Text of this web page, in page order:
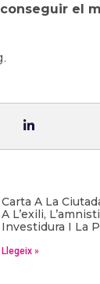
el
Carta A La
A L’exili,
Investidura I La
Llegeix »